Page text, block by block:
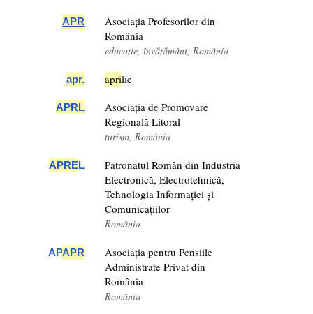
APR
Asociația Profesorilor din
România
educație, învățământ, România
apr. aprilie
APRL
Asociația de Promovare
Regională Litoral
turism, România
APREL
Patronatul Român din Industria
Electronică, Electrotehnică,
Tehnologia Informației și
Comunicațiilor
România
APAPR
Asociația pentru Pensiile
Administrate Privat din
România
România